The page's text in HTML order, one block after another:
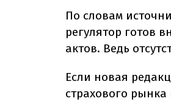
По словам
регулятор готов
актов. Ведь
Если новая
страхового